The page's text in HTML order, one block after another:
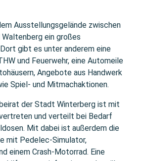
Ausstellungsgelände zwischen
ein großes
gibt es unter anderem eine
und Feuerwehr, eine Automeile
Angebote aus Handwerk
Spiel- und Mitmachaktionen.
der Stadt Winterberg ist mit
und verteilt bei Bedarf
Mit dabei ist außerdem die
mit Pedelec-Simulator,
einem Crash-Motorrad. Eine